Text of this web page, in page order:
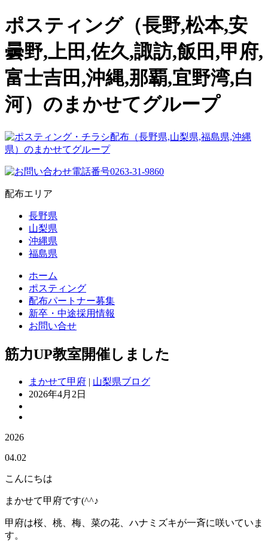
ポスティング（長野,松本,安
曇野,上田,佐久,諏訪,飯田,甲府,
富士吉田,沖縄,那覇,宜野湾,白
河）のまかせてグループ
配布エリア
長野県
山梨県
沖縄県
福島県
ホーム
ポスティング
配布パートナー募集
新卒・中途採用情報
お問い合せ
筋力UP教室開催しました
まかせて甲府 | 山梨県ブログ
2026年4月2日
2026
04.02
こんにちは
まかせて甲府です(^^♪
甲府は桜、桃、梅、菜の花、ハナミズキが一斉に咲いていま
す。